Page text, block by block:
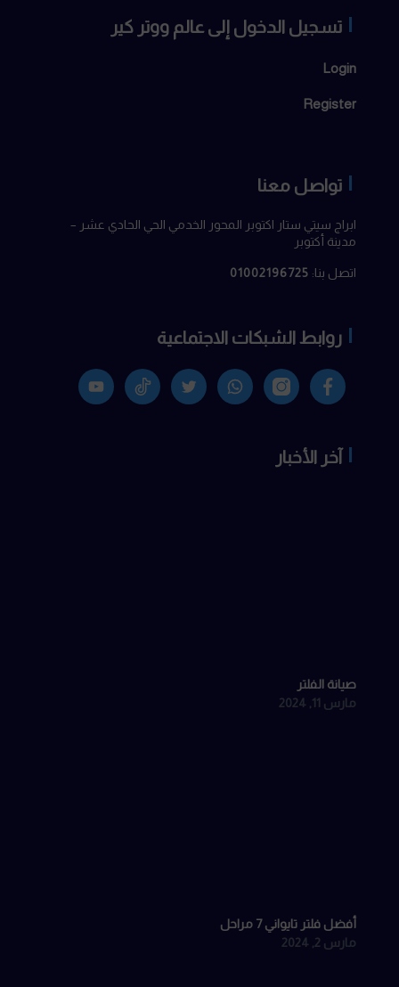
تسجيل الدخول إلى عالم ووتر كير
Login
Register
تواصل معنا
ابراج سيتي ستار اكتوبر المحور الخدمي الحي الحادي عشر –
مدينة أكتوبر
اتصل بنا: 01002196725
روابط الشبكات الاجتماعية
Facebookانستجرامواتساب X
TikTok
Youtyube
آخر الأخبار
صيانة الفلتر
مارس 11, 2024
أفضل فلتر تايواني 7 مراحل
مارس 2, 2024